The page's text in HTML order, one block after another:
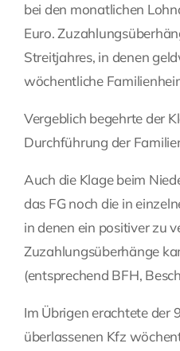
bei den monatlichen
Euro.
Streitjahres, in denen
wöchentliche
Vergeblich begehrte der
Durchführung der
Auch die Klage beim
das FG noch die in
in denen ein positiver zu
Zuzahlungsüberhänge
(entsprechend BFH,
Im Übrigen erachtete der
überlassenen Kfz